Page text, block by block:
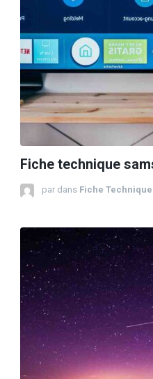
Fiche technique
par dans Fiche Technique